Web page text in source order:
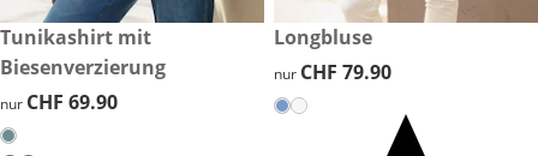
CHF 69.90
Tunikashirt mit
Biesenverzierung
CHF 69.90
nur CHF 69.90
CHF 79.90
Longbluse
CHF 79.90
nur CHF 79.90